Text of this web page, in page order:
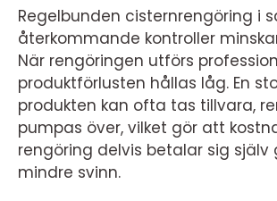
Regelbunden cisternrengöring i
återkommande kontroller
När rengöringen utförs
produktförlusten hållas låg. En
produkten kan ofta tas tillvara,
pumpas över, vilket gör att
rengöring delvis betalar sig själv
mindre svinn.